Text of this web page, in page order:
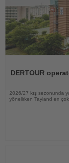
DERTOUR
2026/27 kış sezonunda
yönelirken Tayland en